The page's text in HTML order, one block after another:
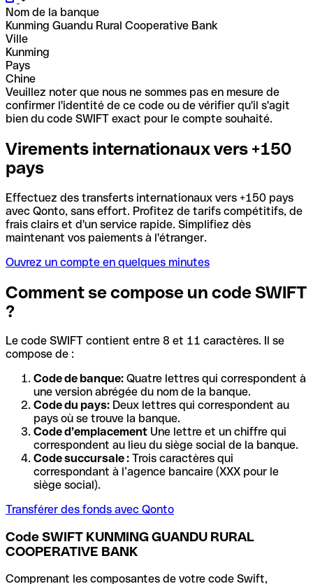
Nom de la banque
Kunming Guandu Rural Cooperative Bank
Ville
Kunming
Pays
Chine
Veuillez noter que nous ne sommes pas en mesure de
confirmer l'identité de ce code ou de vérifier qu'il s'agit
bien du code SWIFT exact pour le compte souhaité.
Virements internationaux vers +150
pays
Effectuez des transferts internationaux vers +150 pays
avec Qonto, sans effort. Profitez de tarifs compétitifs, de
frais clairs et d'un service rapide. Simplifiez dès
maintenant vos paiements à l'étranger.
Ouvrez un compte en quelques minutes
Comment se compose un code SWIFT
?
Le code SWIFT contient entre 8 et 11 caractères. Il se
compose de :
Code de banque: Quatre lettres qui correspondent à
une version abrégée du nom de la banque.
Code du pays: Deux lettres qui correspondent au
pays où se trouve la banque.
Code d’emplacement Une lettre et un chiffre qui
correspondent au lieu du siège social de la banque.
Code succursale : Trois caractères qui
correspondant à l’agence bancaire (XXX pour le
siège social).
Transférer des fonds avec Qonto
Code SWIFT KUNMING GUANDU RURAL
COOPERATIVE BANK
Comprenant les composantes de votre code Swift,